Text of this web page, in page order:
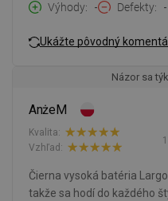
Výhody
- Defekty -
Ukážte pôvodný
Názor sa
AnżeM
Kvalita:
Vzhľad:
Čierna vysoká batéria
takže sa hodí do každého